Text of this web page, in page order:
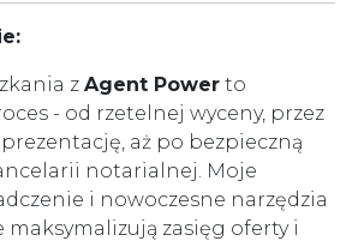
z Agent Power to
- od rzetelnej wyceny, przez
aż po bezpieczną
notarialnej. Moje
i nowoczesne narzędzia
zasięg oferty i